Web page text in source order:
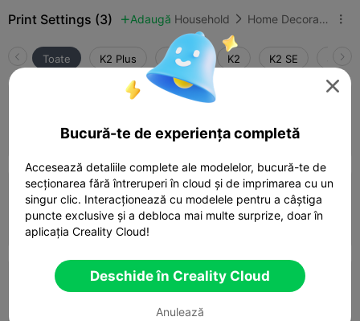
Print Settings (3)  Adaugă Household  Home Decorations & Ornaments 
Toate K2 Plus K2 Pro K2 K2 SE
Autor  02h 28m  1 plates  53.17g
0.2mm layer, 2 walls, 15% infill
 04h 34m  2 plates  98.29g
0.2mm layer, 2 walls, 15% infill
04h 36m 

Bucură-te de experiența completă
Accesează detaliile complete ale modelelor, bucură-te de
secționarea fără întreruperi în cloud și de imprimarea cu un
singur clic. Interacționează cu modelele pentru a câștiga
puncte exclusive și a debloca mai multe surprize, doar în
aplicația Creality Cloud!
Deschide în Creality Cloud
Anulează